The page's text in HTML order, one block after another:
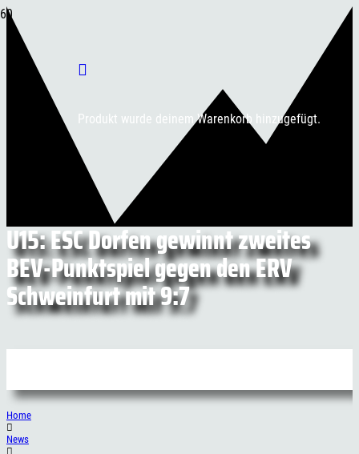
Produkt wurde deinem Warenkorb hinzugefügt.
U15: ESC Dorfen gewinnt zweites
BEV-Punktspiel gegen den ERV
Schweinfurt mit 9:7
Home
News